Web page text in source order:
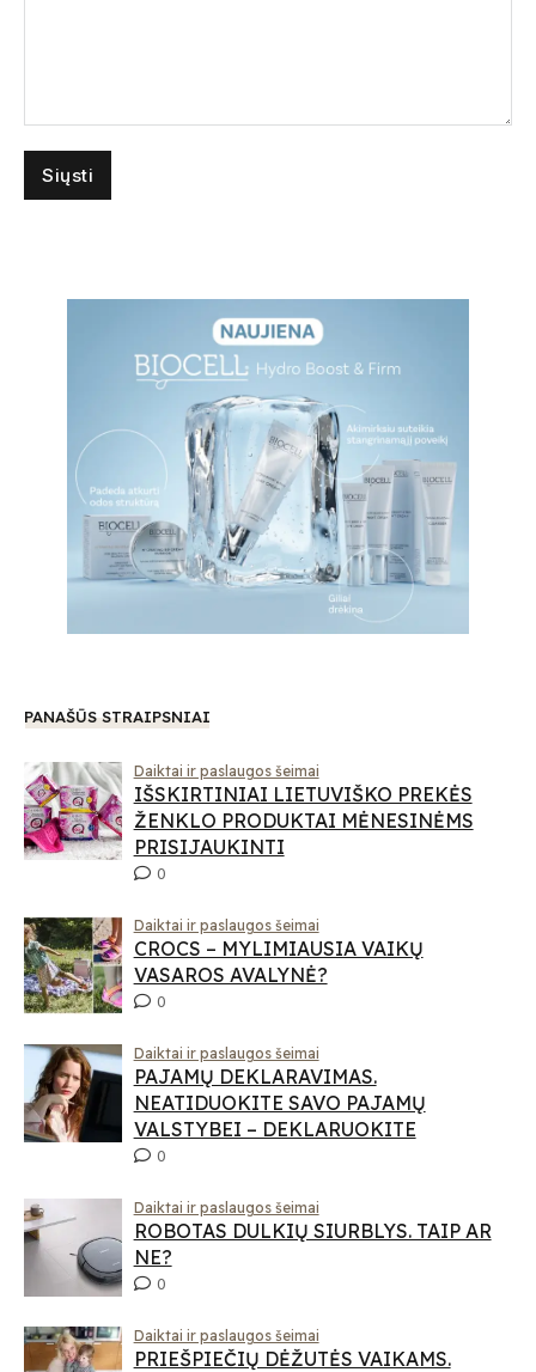
PANAŠŪS STRAIPSNIAI
Daiktai ir paslaugos šeimai
IŠSKIRTINIAI LIETUVIŠKO PREKĖS
ŽENKLO PRODUKTAI MĖNESINĖMS
PRISIJAUKINTI
0
Daiktai ir paslaugos šeimai
CROCS – MYLIMIAUSIA VAIKŲ
VASAROS AVALYNĖ?
0
Daiktai ir paslaugos šeimai
PAJAMŲ DEKLARAVIMAS.
NEATIDUOKITE SAVO PAJAMŲ
VALSTYBEI – DEKLARUOKITE
0
Daiktai ir paslaugos šeimai
ROBOTAS DULKIŲ SIURBLYS. TAIP AR
NE?
0
Daiktai ir paslaugos šeimai
PRIEŠPIEČIŲ DĖŽUTĖS VAIKAMS.